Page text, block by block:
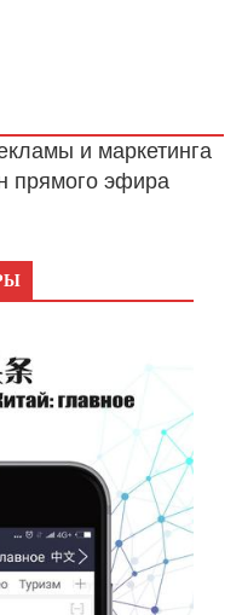
и маркетинга
прямого эфира